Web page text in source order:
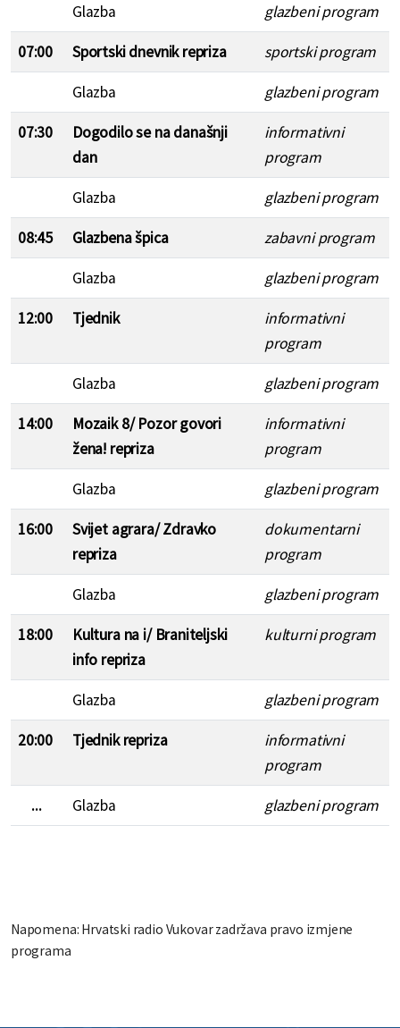
Glazba glazbeni program
07:00 Sportski dnevnik repriza sportski program
Glazba glazbeni program
07:30
Dogodilo se na današnji
dan
informativni
program
Glazba glazbeni program
08:45 Glazbena špica zabavni program
Glazba glazbeni program
12:00 Tjednik
informativni
program
Glazba glazbeni program
14:00
Mozaik 8/ Pozor govori
žena! repriza
informativni
program
Glazba glazbeni program
16:00
Svijet agrara/ Zdravko
repriza
dokumentarni
program
Glazba glazbeni program
18:00
Kultura na i/ Braniteljski
info repriza
kulturni program
Glazba glazbeni program
20:00 Tjednik repriza
informativni
program
... Glazba glazbeni program
Napomena: Hrvatski radio Vukovar zadržava pravo izmjene
programa